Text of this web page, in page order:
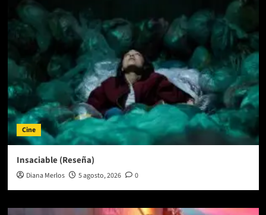
Cine
Insaciable (Reseña)
Diana Merlos 5 agosto, 2026 0